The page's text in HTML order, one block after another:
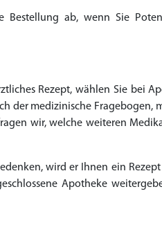
Bestellung ab, wenn Sie
Rezept, wählen Sie bei
der medizinische Fragebogen,
wir, welche weiteren
wird er Ihnen ein
Apotheke